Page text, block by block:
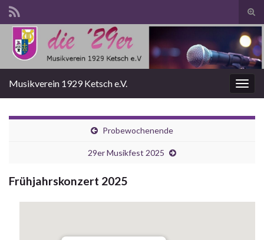
Search for:
Musikverein 1929 Ketsch e.V.
Probewochenende
29er Musikfest 2025
Frühjahrskonzert 2025